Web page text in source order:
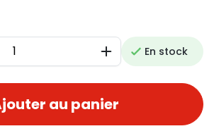
AugmenterEn stock
au panier